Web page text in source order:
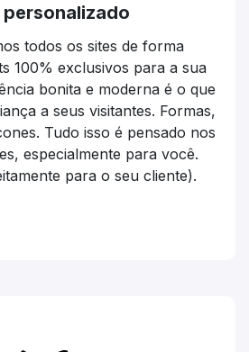
personalizado
todos os sites de forma
100% exclusivos para a sua
bonita e moderna é o que
a seus visitantes. Formas,
Tudo isso é pensado nos
especialmente para você.
para o seu cliente).